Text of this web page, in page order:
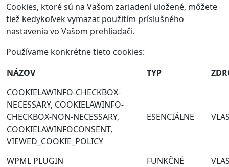
Cookies, ktoré sú na Vašom zariadení uložené, môžete
tiež kedykoľvek vymazať použitím príslušného
nastavenia vo Vašom prehliadači.
Používame konkrétne tieto cookies:
NÁZOV
TYP
COOKIELAWINFO-CHECKBOX-
NECESSARY, COOKIELAWINFO-
CHECKBOX-NON-NECESSARY,
COOKIELAWINFOCONSENT,
VIEWED_COOKIE_POLICY
ESENCIÁLNE
WPML PLUGIN FUNKČNÉ